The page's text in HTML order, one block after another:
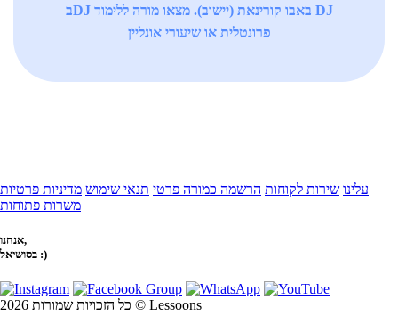
בDJ באבו קורינאת (יישוב). מצאו מורה ללימוד DJ
פרונטלית או שיעורי אונליין
עלינו שירות לקוחות הרשמה כמורה פרטי תנאי שימוש מדיניות פרטיות
משרות פתוחות
אנחנו,
בסושיאל :)
כל הזכויות שמורות 2026 © Lessoons